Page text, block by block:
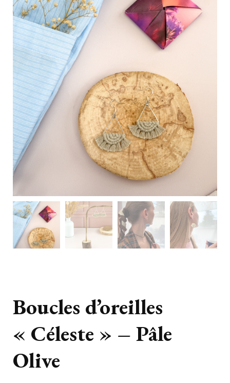
Boucles d’oreilles
« Céleste » – Pâle
Olive